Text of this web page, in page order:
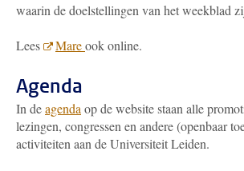
waarin de doelstellingen van het weekblad
Lees Mareook online.
Agenda
In deagenda op de website staan alle
lezingen, congressen en andere (openbaar
activiteiten aan de Universiteit Leiden.